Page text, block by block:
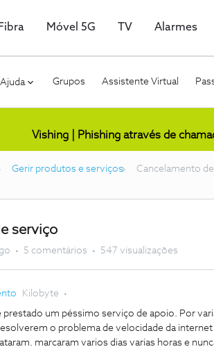
Móvel 5G TV Alarmes
Grupos Assistente Virtual
Vishing | Phishing através de
Gerir produtos e serviços Cancelamento
serviço
5 comentários 547 visualizações
Kilobyte
prestado um péssimo serviço de apoio. Por
o problema de velocidade da
marcaram varios dias varias horas e